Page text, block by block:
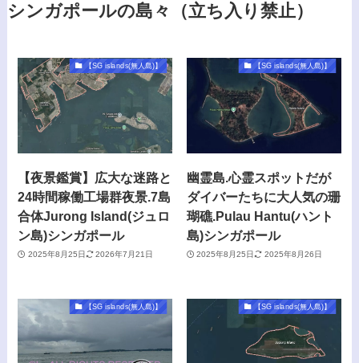
シンガポールの島々（立ち入り禁止）
【SG islands(無人島)】
【夜景鑑賞】広大な迷路と
24時間稼働工場群夜景.7島
合体Jurong Island(ジュロ
ン島)シンガポール
2025年8月25日 2026年7月21日
【SG islands(無人島)】
幽霊島.心霊スポットだが
ダイバーたちに大人気の珊
瑚礁.Pulau Hantu(ハント
島)シンガポール
2025年8月25日 2025年8月26日
【SG islands(無人島)】 【SG islands(無人島)】